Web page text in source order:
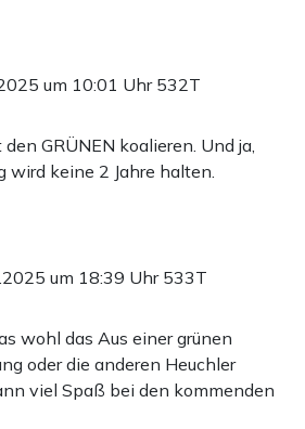
um 10:01 Uhr 532T
GRÜNEN koalieren. Und ja,
wird keine 2 Jahre halten.
um 18:39 Uhr 533T
wohl das Aus einer grünen
oder die anderen Heuchler
viel Spaß bei den kommenden